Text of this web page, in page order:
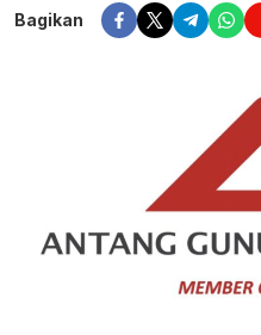
Bagikan